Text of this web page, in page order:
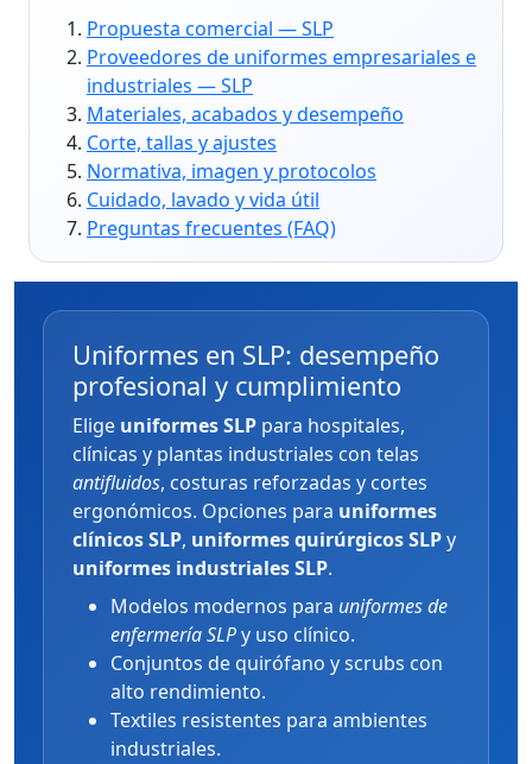
Propuesta comercial — SLP
Proveedores de uniformes empresariales e
industriales — SLP
Materiales, acabados y desempeño
Corte, tallas y ajustes
Normativa, imagen y protocolos
Cuidado, lavado y vida útil
Preguntas frecuentes (FAQ)
Uniformes en SLP: desempeño
profesional y cumplimiento
Elige uniformes SLP para hospitales,
clínicas y plantas industriales con telas
antifluidos, costuras reforzadas y cortes
ergonómicos. Opciones para uniformes
clínicos SLP, uniformes quirúrgicos SLPy
uniformes industriales SLP.
Modelos modernos para uniformes de
enfermería SLPy uso clínico.
Conjuntos de quirófano y scrubs con
alto rendimiento.
Textiles resistentes para ambientes
industriales.